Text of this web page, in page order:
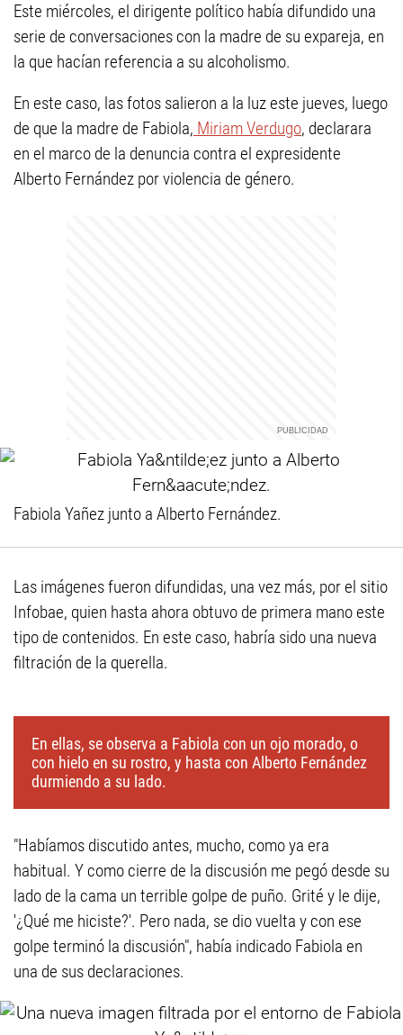
Este miércoles, el dirigente político había difundido una
serie de conversaciones con la madre de su expareja, en
la que hacían referencia a su alcoholismo.
En este caso, las fotos salieron a la luz este jueves, luego
de que la madre de Fabiola, Miriam Verdugo, declarara
en el marco de la denuncia contra el expresidente
Alberto Fernández por violencia de género.
Fabiola Yañez junto a Alberto Fernández.
Las imágenes fueron difundidas, una vez más, por el sitio
Infobae, quien hasta ahora obtuvo de primera mano este
tipo de contenidos. En este caso, habría sido una nueva
filtración de la querella.
En ellas, se observa a Fabiola con un ojo morado, o
con hielo en su rostro, y hasta con Alberto Fernández
durmiendo a su lado.
"Habíamos discutido antes, mucho, como ya era
habitual. Y como cierre de la discusión me pegó desde su
lado de la cama un terrible golpe de puño. Grité y le dije,
'¿Qué me hiciste?'. Pero nada, se dio vuelta y con ese
golpe terminó la discusión", había indicado Fabiola en
una de sus declaraciones.